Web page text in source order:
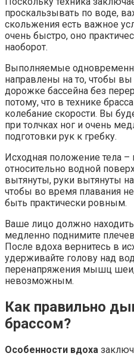
проскальзывать по воде,
скольжения есть важное
очень быстро, оно
наоборот.
Выполняемые
направлены на то, чтобы
дорожке бассейна без
потому, что в технике
колебание скорости. Вы
при толчках ног и очень
подготовки рук к гребку.
Исходная положение тела –
относительно водной
вытянуты, руки вытянуты
чтобы во время плавания
быть практически ровным.
Ваше лицо должно
медленно поднимите
После вдоха вернитесь в
удерживайте голову над
перенапряжения мышц
невозможным.
Как правильно
брассом?
Особенности вдоха